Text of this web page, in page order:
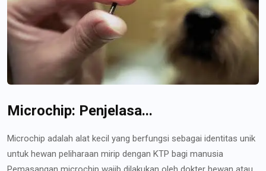
Microchip: Penjelasa...
Microchip adalah alat kecil yang berfungsi sebagai identitas unik
untuk hewan peliharaan mirip dengan KTP bagi manusia